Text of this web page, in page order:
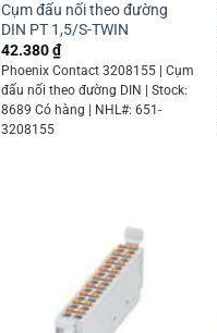
Cụm đấu nối theo đường
DIN PT 1,5/S-TWIN
42.380₫
Phoenix Contact 3208155 | Cụm
đấu nối theo đường DIN | Stock:
8689 Có hàng | NHL#: 651-
3208155